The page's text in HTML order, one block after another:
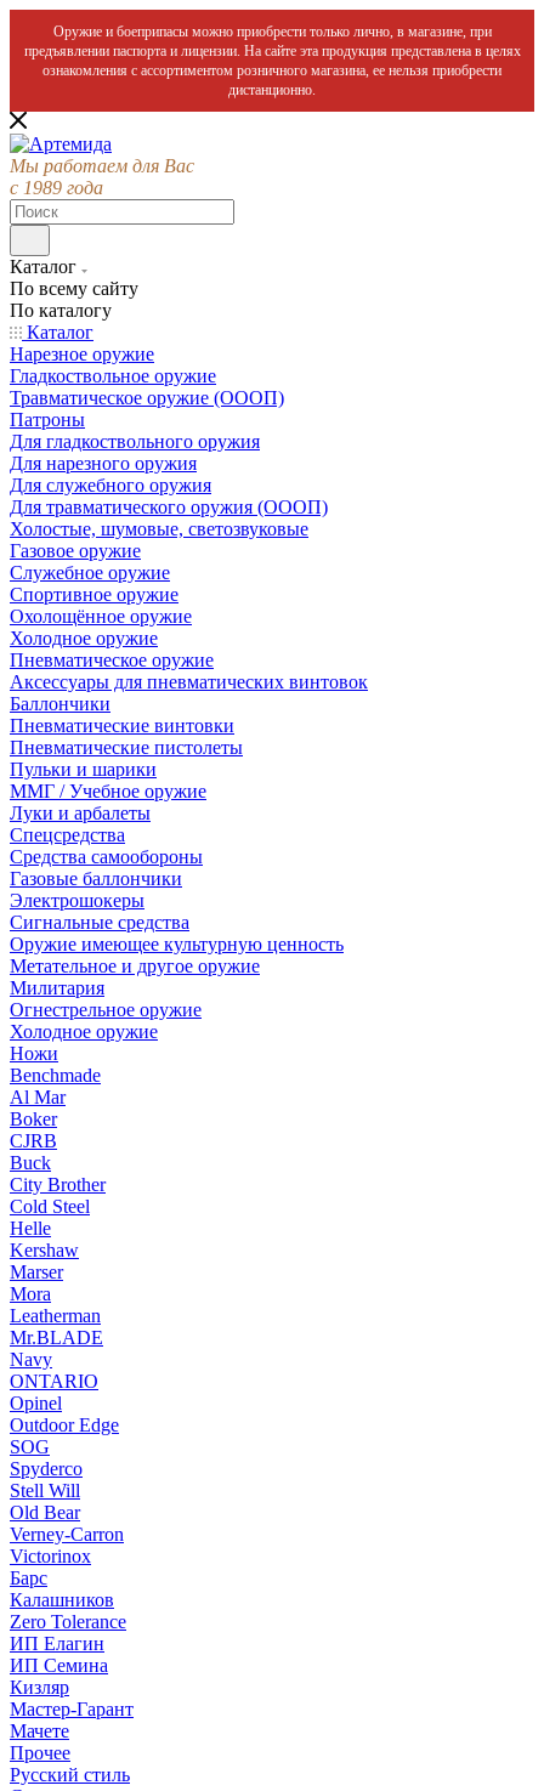
Оружие и боеприпасы можно приобрести только лично, в магазине, при
предъявлении паспорта и лицензии. На сайте эта продукция представлена в целях
ознакомления с ассортиментом розничного магазина, ее нельзя приобрести
дистанционно.
Мы работаем для Вас
с 1989 года
Каталог
По всему сайту
По каталогу
Каталог
Нарезное оружие
Гладкоствольное оружие
Травматическое оружие (ОООП)
Патроны
Для гладкоствольного оружия
Для нарезного оружия
Для служебного оружия
Для травматического оружия (ОООП)
Холостые, шумовые, светозвуковые
Газовое оружие
Служебное оружие
Спортивное оружие
Охолощённое оружие
Холодное оружие
Пневматическое оружие
Аксессуары для пневматических винтовок
Баллончики
Пневматические винтовки
Пневматические пистолеты
Пульки и шарики
ММГ / Учебное оружие
Луки и арбалеты
Спецсредства
Средства самообороны
Газовые баллончики
Электрошокеры
Сигнальные средства
Оружие имеющее культурную ценность
Метательное и другое оружие
Милитария
Огнестрельное оружие
Холодное оружие
Ножи
Benchmade
Al Mar
Boker
CJRB
Buck
City Brother
Cold Steel
Helle
Kershaw
Marser
Mora
Leatherman
Mr.BLADE
Navy
ONTARIO
Opinel
Outdoor Edge
SOG
Spyderco
Stell Will
Old Bear
Verney-Carron
Victorinox
Барс
Калашников
Zero Tolerance
ИП Елагин
ИП Семина
Кизляр
Мастер-Гарант
Мачете
Прочее
Русский стиль